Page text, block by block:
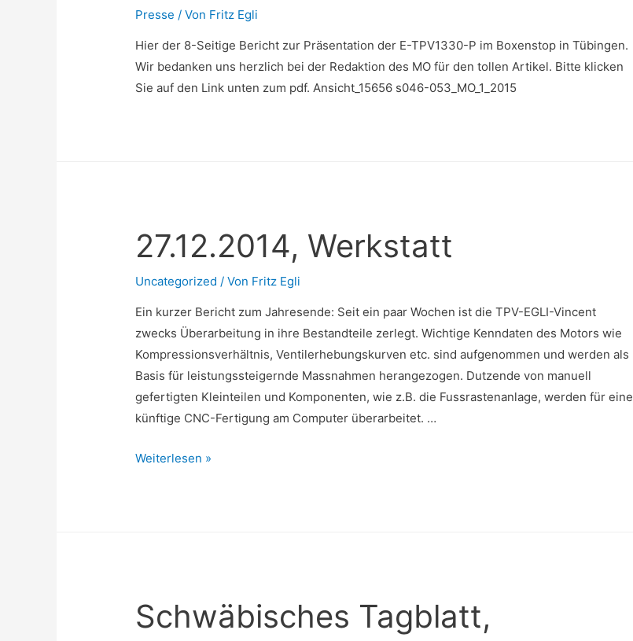
Presse / Von Fritz Egli
Hier der 8-Seitige Bericht zur Präsentation der E-TPV1330-P im Boxenstop in Tübingen.
Wir bedanken uns herzlich bei der Redaktion des MO für den tollen Artikel. Bitte klicken
Sie auf den Link unten zum pdf. Ansicht_15656 s046-053_MO_1_2015
27.12.2014, Werkstatt
Uncategorized / Von Fritz Egli
Ein kurzer Bericht zum Jahresende: Seit ein paar Wochen ist die TPV-EGLI-Vincent
zwecks Überarbeitung in ihre Bestandteile zerlegt. Wichtige Kenndaten des Motors wie
Kompressionsverhältnis, Ventilerhebungskurven etc. sind aufgenommen und werden als
Basis für leistungssteigernde Massnahmen herangezogen. Dutzende von manuell
gefertigten Kleinteilen und Komponenten, wie z.B. die Fussrastenanlage, werden für eine
künftige CNC-Fertigung am Computer überarbeitet. …
27.12.2014,
Weiterlesen »
Schwäbisches Tagblatt,